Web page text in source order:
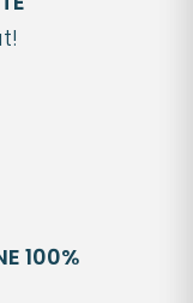
100%